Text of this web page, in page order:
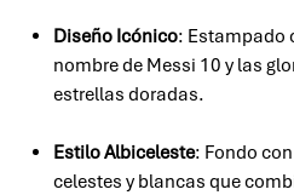
Diseño Icónico: Estampado
nombre de Messi 10 y las
estrellas doradas.
Estilo Albiceleste: Fondo
celestes y blancas que